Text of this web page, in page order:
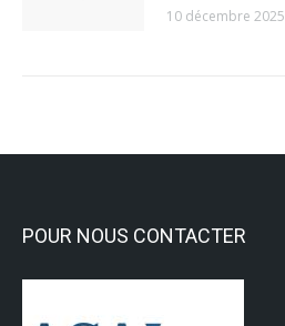
10 décembre 2025
POUR NOUS CONTACTER